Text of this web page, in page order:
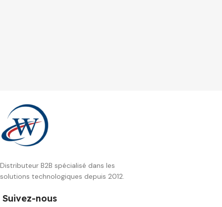
Distributeur B2B spécialisé dans les
solutions technologiques depuis 2012.
Suivez-nous